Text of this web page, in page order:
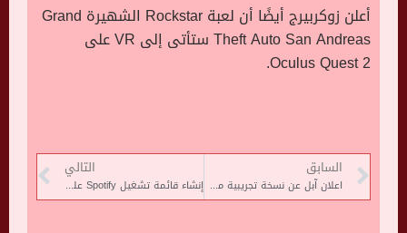
أعلن زوكربيرج أيضًا أن لعبةRockstar الشهيرة Grand
Theft Auto San Andreasستأتى إلى VRعلى
Oculus Quest 2
.
السابق
اعلان آبل عن نسخة تجريبية من iOS القادم
التالي
إنشاء قائمة تشغيل Spotify على سطح المكتب